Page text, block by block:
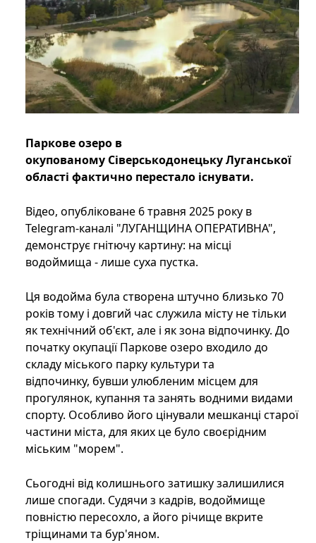
Паркове озеро в
окупованому Сіверськодонецьку Луганської
області фактично перестало існувати.
Відео, опубліковане 6 травня 2025 року в
Telegram-каналі "ЛУГАНЩИНА ОПЕРАТИВНА",
демонструє гнітючу картину: на місці
водоймища - лише суха пустка.
Ця водойма була створена штучно близько 70
років тому і довгий час служила місту не тільки
як технічний об'єкт, але і як зона відпочинку. До
початку окупації Паркове озеро входило до
складу міського парку культури та
відпочинку, бувши улюбленим місцем для
прогулянок, купання та занять водними видами
спорту. Особливо його цінували мешканці старої
частини міста, для яких це було своєрідним
міським "морем".
Сьогодні від колишнього затишку залишилися
лише спогади. Судячи з кадрів, водоймище
повністю пересохло, а його річище вкрите
тріщинами та бур'яном.